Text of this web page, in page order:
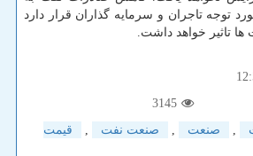
توجه تاجران و سرمایه گذاران قرار دارد
تاثیر خواهد داشت.
3145
, صنعت , صنعت نفت ,
قیمت